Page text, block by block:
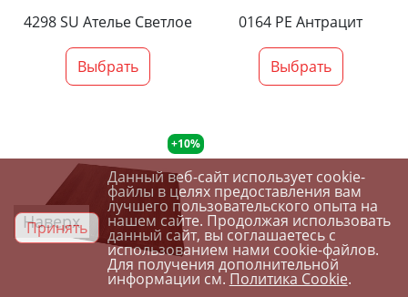
4298 SU Ателье Светлое
Выбрать
0164 PE Антрацит
Выбрать
+10%
Наверх
Принять
Данный веб-сайт использует cookie-
файлы в целях предоставления вам
лучшего пользовательского опыта на
нашем сайте. Продолжая использовать
данный сайт, вы соглашаетесь с
использованием нами cookie-файлов.
Для получения дополнительной
информации см.Политика Cookie.